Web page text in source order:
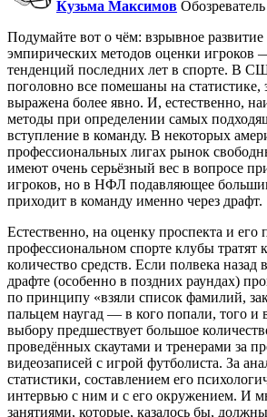
Кузьма Максимов
Подумайте вот о чём: взрывное развитие
эмпирических методов оценки игроков
тенденций последних лет в спорте. В
поголовно все помешаны на статистике,
выражена более явно. И, естественно,
методы при определении самых
вступление в команду. В некоторых
профессиональных лигах рынок
имеют очень серьёзный вес в вопросе
игроков, но в НФЛ подавляющее
приходит в команду именно через драфт.
Естественно, на оценку проспекта и его
профессиональном спорте клубы тратят
количество средств. Если полвека назад
драфте (особенно в поздних раундах)
по принципу «взяли список фамилий,
пальцем наугад — в кого попали, того и
выбору предшествует большое
проведённых скаутами и тренерами за
видеозаписей с игрой футболиста. За
статистики, составлением его
интервью с ним и с его окружением. И
занятиями, которые, казалось бы,